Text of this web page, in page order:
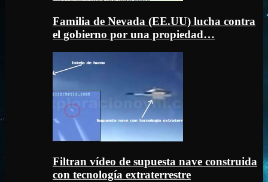
Familia de Nevada (EE.UU) lucha contra
el gobierno por una propiedad…
Filtran vídeo de supuesta nave construida
con tecnología extraterrestre